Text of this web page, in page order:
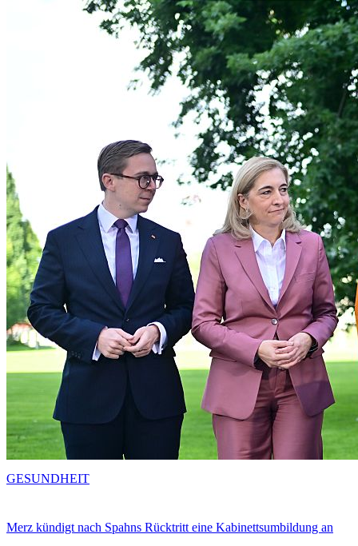
Merz kündigt nach Spahns Rücktritt eine Kabinettsumbildung an
GESUNDHEIT